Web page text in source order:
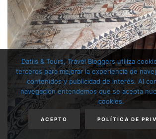
Datils & Tours, Travel Bloggers utiliza
terceros para mejorar la experiencia de
contenidos y publicidad de interés. Al
navegación entendemos que se acepta
cookies.
ACEPTO POLÍTICA DE